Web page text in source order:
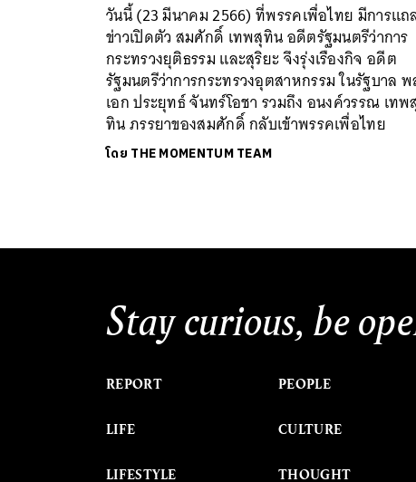
วันนี้ (23 มีนาคม 2566) ที่พรรคเพื่อไทย มีการแถ
ข่าวเปิดตัว สมศักดิ์ เทพสุทิน อดีตรัฐมนตรีว่าการ
กระทรวงยุติธรรม และสุริยะ จึงรุ่งเรืองกิจ อดีต
รัฐมนตรีว่าการกระทรวงอุตสาหกรรม ในรัฐบาล
เอก ประยุทธ์ จันทร์โอชา รวมถึง อนงค์วรรณ เทพ
ทิน ภรรยาของสมศักดิ์ กลับเข้าพรรคเพื่อไทย
โดย THE MOMENTUM TEAM
Stay curious, be
REPORT
LIFE
LIFESTYLE
PEOPLE
CULTURE
THOUGHT